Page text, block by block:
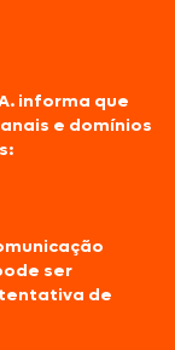
informa que
e domínios
ser
de